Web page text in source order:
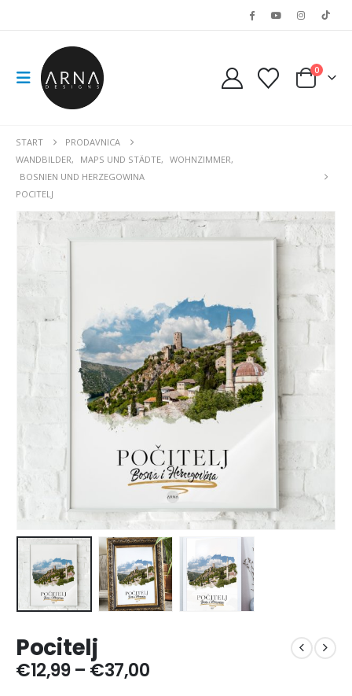
0
START
PRODAVNICA
WANDBILDER, MAPS UND STÄDTE, WOHNZIMMER,
BOSNIEN UND HERZEGOWINA
POCITELJ
Pocitelj
€12,99 – €37,00Preisspanne: